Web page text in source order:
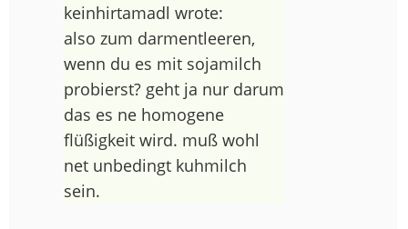
keinhirtamadl wrote:
also zum darmentleeren,
wenn du es mit sojamilch
probierst? geht ja nur darum
das es ne homogene
flüßigkeit wird. muß wohl
net unbedingt kuhmilch
sein.